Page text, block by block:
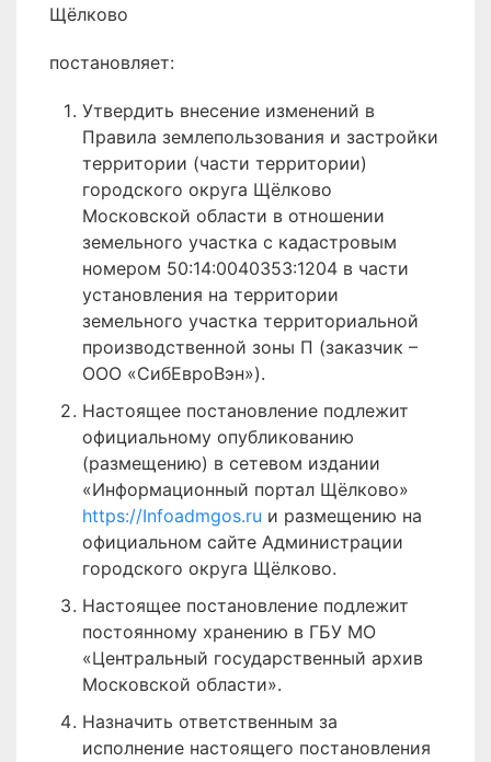
Щёлково
постановляет:
Утвердить внесение изменений в
Правила землепользования и застройки
территории (части территории)
городского округа Щёлково
Московской области в отношении
земельного участка с кадастровым
номером 50:14:0040353:1204 в части
установления на территории
земельного участка территориальной
производственной зоны П (заказчик –
ООО «СибЕвроВэн»).
Настоящее постановление подлежит
официальному опубликованию
(размещению) в сетевом издании
«Информационный портал Щёлково»
https://Infoadmgos.ru и размещению на
официальном сайте Администрации
городского округа Щёлково.
Настоящее постановление подлежит
постоянному хранению в ГБУ МО
«Центральный государственный архив
Московской области».
Назначить ответственным за
исполнение настоящего постановления